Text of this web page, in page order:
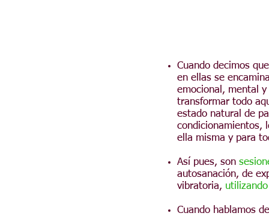
Cuando decimos
en ellas se
emocional, mental
transformar todo
estado natural de
condicionamientos,
ella misma y para
Así pues, son
autosanación, de
vibratoria,
Cuando hablamos de